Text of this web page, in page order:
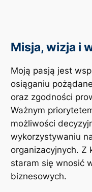
Misja, wizja i
Moją pasją jest
osiąganiu
oraz zgodności
Ważnym
możliwości
wykorzystywaniu
organizacyjnych. Z
staram się wnosić
biznesowych.